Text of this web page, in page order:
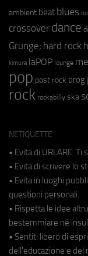
ambient beat blues
crossover dance
Grunge; hard rock
kimura laPOP lounge
pop post rock prog
rock rockabilly ska
NETIQUETTE
• Evita di URLARE. Ti
• Evita di scrivere lo
• Evita in luoghi
questioni personali.
• Rispetta le idee
bestemmiare né
• Sentiti libero di
dell'educazione e del